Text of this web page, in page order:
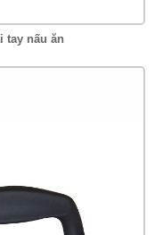
tay nấu ăn